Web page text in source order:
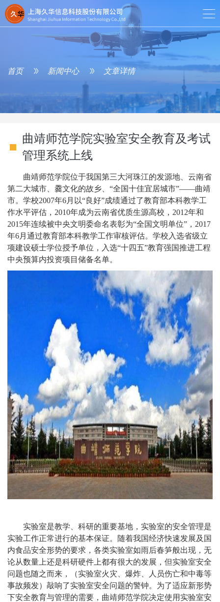
首页 新闻中心 文章详情
曲靖师范学院实验室安全教育及考试
管理系统上线
曲靖师范学院位于我国第三大河珠江的发源地、云南省
第二大城市、爨文化的故乡、“全国十佳宜居城市”——曲靖
市。学校2007年6月以“良好”成绩通过了教育部本科教学工
作水平评估，2010年成为云南省优质生源高校，2012年和
2015年连续被中央文明委命名表彰为“全国文明单位”，2017
年6月通过教育部本科教学工作审核评估。学校入选省级立
项建设硕士学位授予单位，入选“十四五”教育强国推进工程
中央预算内投资项目储备名单。
实验室是教学、科研的重要基地，实验室的安全管理是
实验工作正常进行的基本保证。随着我国经济快速发展及国
内食品安全形势的要求，各类实验室如雨后春笋般出现，无
论从数量上还是科研硬件上都有很大的发展，但实验室安全
问题也随之而来，（实验室火灾、爆炸、人员伤亡和中毒等
事故频发）敲响了实验室安全问题的警钟。为了适应新形势
下安全教育与管理的需要，曲靖师范学院决定使用实验室安